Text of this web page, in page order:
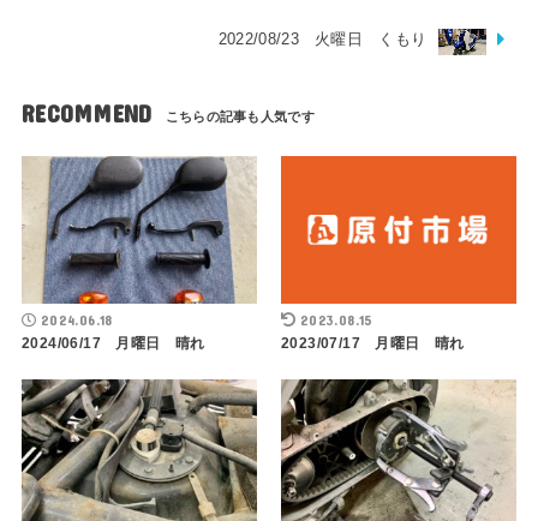
2022/08/23 火曜日 くもり
RECOMMEND
2024.06.18
2024/06/17 月曜日 晴れ
2023.08.15
2023/07/17 月曜日 晴れ